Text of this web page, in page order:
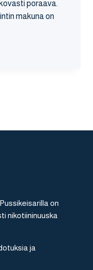
poraava.
makuna on
on
nikotiininuuska
ja